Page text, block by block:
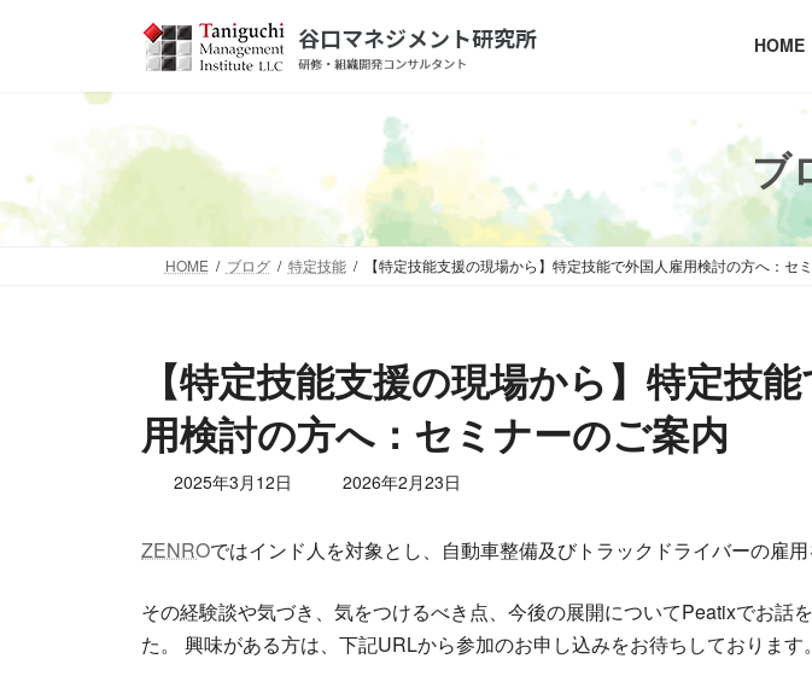
キ
に
HOME
ブ
HOME ブログ 特定技能 【特定技能支援の現場から】特定技能で外国人雇用検討の方へ：セ
【特定技能支援の現場から】特定技
用検討の方へ：セミナーのご案内
2025年3月12日
最
新
時
:
2026年2月23日
ZENROではインド人を対象とし、自動車整備及びトラックドライバーの雇用
その経験談や気づき、気をつけるべき点、今後の展開についてPeatixでお話
た。 興味がある方は、下記URLから参加のお申し込みをお待ちしております。